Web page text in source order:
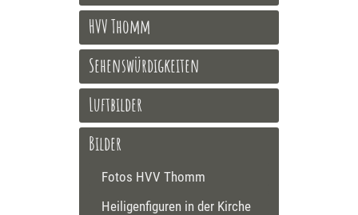
HVV Thomm
Sehenswürdigkeiten
Luftbilder
Bilder
Fotos HVV Thomm
Heiligenfiguren in der Kirche